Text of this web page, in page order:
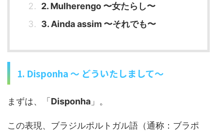
2. Mulherengo 〜女たらし〜
3. Ainda assim 〜それでも〜
1. Disponha 〜 どういたしまして〜
まずは、「Disponha 」。
この表現、ブラジルポルトガル語（通称：ブラポ